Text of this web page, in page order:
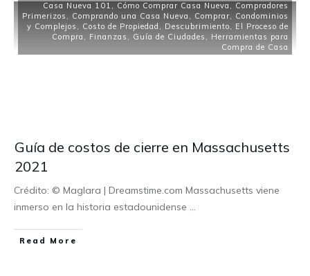
Casa Nueva 101 , Cómo Comprar Casa Nueva , Compradores
Primerizos , Comprando una Casa Nueva , Comprar, Condominios
y Complejos , Costo de Propiedad , Descubrimiento, El Proceso de
Compra , Finanzas , Guía de Ciudades , Herramientas para
Compra de Casa
Guía de costos de cierre en Massachusetts
2021
Crédito: © Maglara | Dreamstime.com Massachusetts viene
inmerso en la historia estadounidense ...
Read More